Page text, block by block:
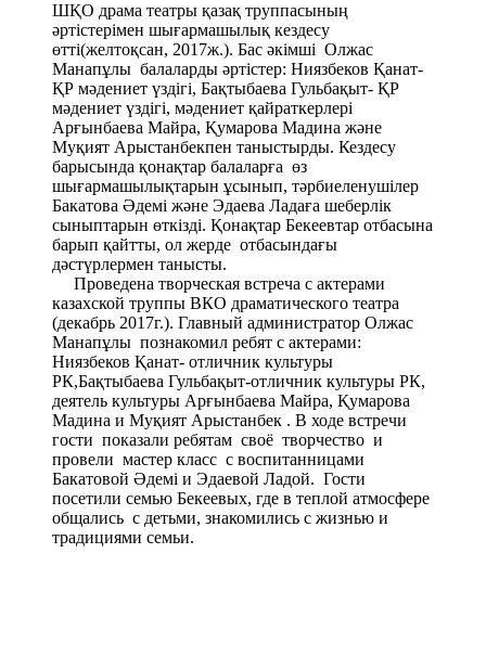
ШҚО драма театры қазақ труппасының
әртістерімен шығармашылық кездесу
өтті(желтоқсан, 2017ж.). Бас әкімші Олжас
Манапұлы балаларды әртістер: Ниязбеков Қанат-
ҚР мәдениет үздігі, Бақтыбаева Гульбақыт- ҚР
мәдениет үздігі, мәдениет қайраткерлері
Арғынбаева Майра, Қумарова Мадина және
Муқият Арыстанбекпен таныстырды. Кездесу
барысында қонақтар балаларға өз
шығармашылықтарын ұсынып, тәрбиеленушілер
Бакатова Әдемі және Эдаева Ладаға шеберлік
сыныптарын өткізді. Қонақтар Бекеевтар отбасына
барып қайтты, ол жерде отбасындағы
дәстүрлермен танысты.
Проведена творческая встреча с актерами
казахской труппы ВКО драматического театра
(декабрь 2017г.). Главный администратор Олжас
Манапұлы познакомил ребят с актерами:
Ниязбеков Қанат- отличник культуры
РК,Бақтыбаева Гульбақыт-отличник культуры РК,
деятель культуры Арғынбаева Майра, Қумарова
Мадина и Муқият Арыстанбек . В ходе встречи
гости показали ребятам своё творчество и
провели мастер класс с воспитанницами
Бакатовой Әдемі и Эдаевой Ладой. Гости
посетили семью Бекеевых, где в теплой атмосфере
общались с детьми, знакомились с жизнью и
традициями семьи.